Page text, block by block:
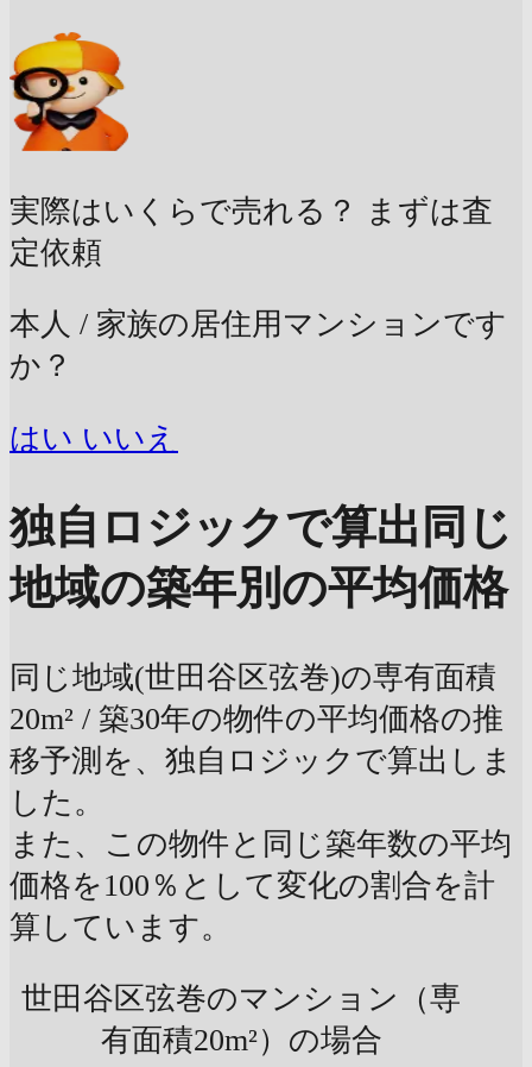
実際はいくらで売れる？
まずは査
定依頼
本人 / 家族の居住用マンションです
か？
はい いいえ
独自ロジックで算出 同じ
地域の築年別の平均価格
同じ地域(世田谷区弦巻)の専有面積
20m² / 築30年の物件の平均価格の推
移予測を、独自ロジックで算出しま
した。
また、この物件と同じ築年数の平均
価格を100％として変化の割合を計
算しています。
世田谷区弦巻のマンション（専
有面積20m²）の場合